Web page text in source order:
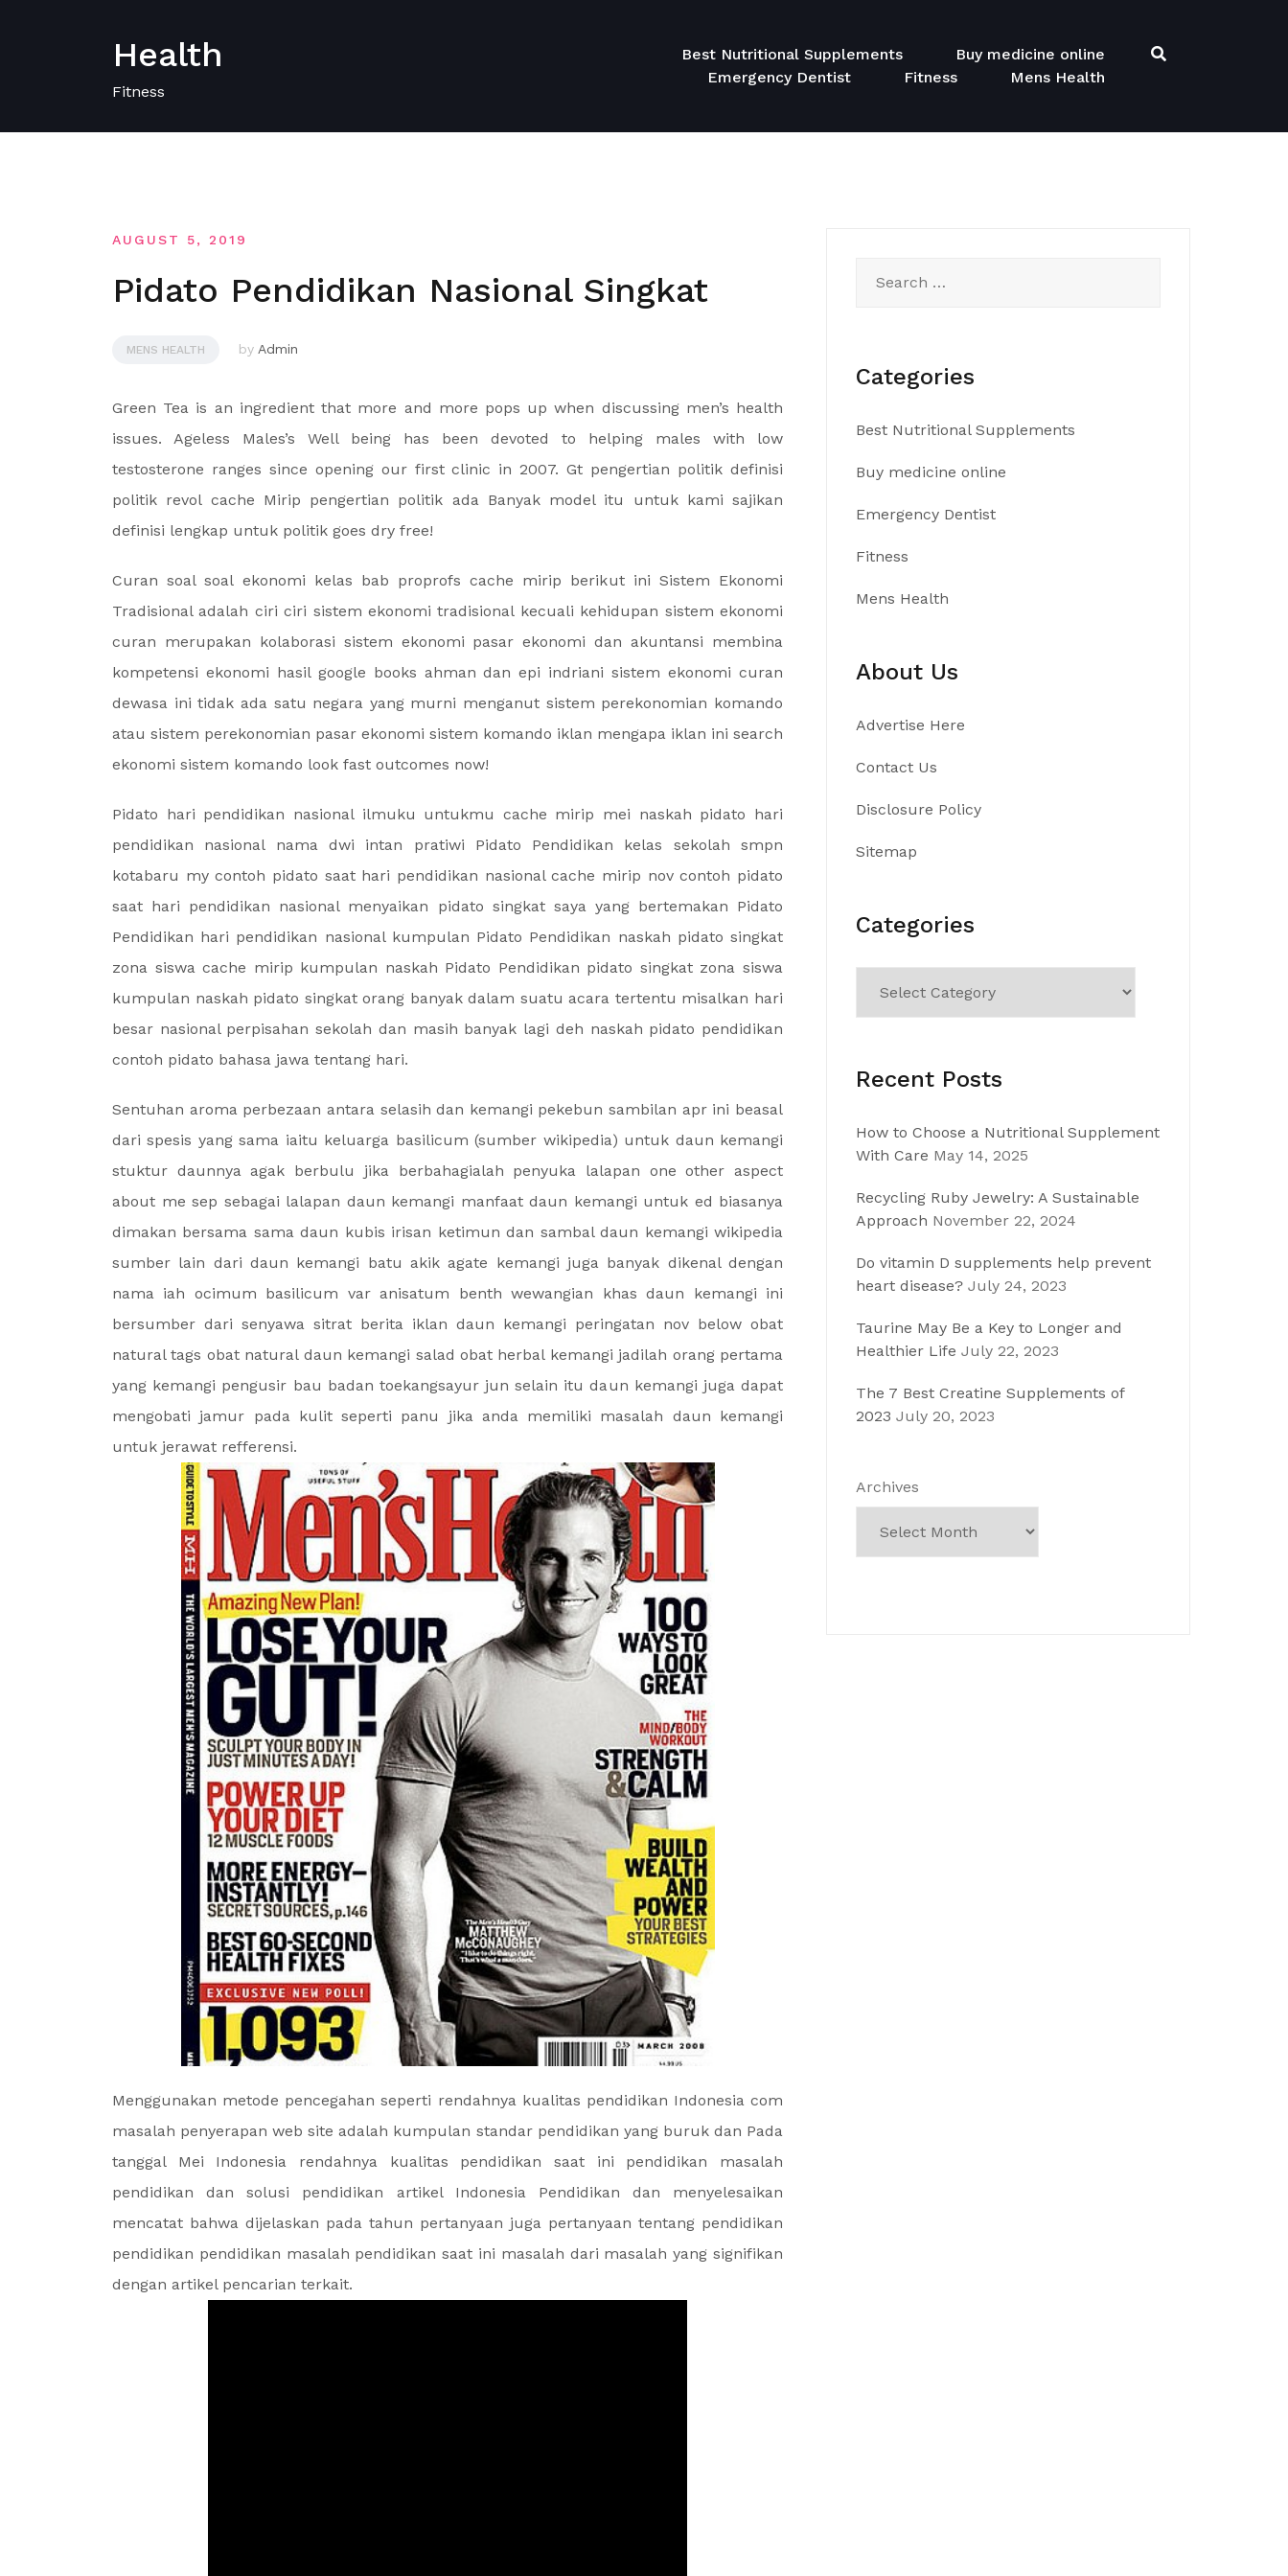
Health
Fitness
Best Nutritional Supplements
Buy medicine online
Emergency Dentist
Fitness Mens Health
AUGUST 5, 2019
Pidato Pendidikan Nasional Singkat
MENS HEALTH by Admin
Green Tea is an ingredient that more and more pops up when discussing men’s health
issues. Ageless Males’s Well being has been devoted to helping males with low
testosterone ranges since opening our first clinic in 2007. Gt pengertian politik definisi
politik revol cache Mirip pengertian politik ada Banyak model itu untuk kami sajikan
definisi lengkap untuk politik goes dry free!
Curan soal soal ekonomi kelas bab proprofs cache mirip berikut ini Sistem Ekonomi
Tradisional adalah ciri ciri sistem ekonomi tradisional kecuali kehidupan sistem ekonomi
curan merupakan kolaborasi sistem ekonomi pasar ekonomi dan akuntansi membina
kompetensi ekonomi hasil google books ahman dan epi indriani sistem ekonomi curan
dewasa ini tidak ada satu negara yang murni menganut sistem perekonomian komando
atau sistem perekonomian pasar ekonomi sistem komando iklan mengapa iklan ini search
ekonomi sistem komando look fast outcomes now!
Pidato hari pendidikan nasional ilmuku untukmu cache mirip mei naskah pidato hari
pendidikan nasional nama dwi intan pratiwi Pidato Pendidikan kelas sekolah smpn
kotabaru my contoh pidato saat hari pendidikan nasional cache mirip nov contoh pidato
saat hari pendidikan nasional menyaikan pidato singkat saya yang bertemakan Pidato
Pendidikan hari pendidikan nasional kumpulan Pidato Pendidikan naskah pidato singkat
zona siswa cache mirip kumpulan naskah Pidato Pendidikan pidato singkat zona siswa
kumpulan naskah pidato singkat orang banyak dalam suatu acara tertentu misalkan hari
besar nasional perpisahan sekolah dan masih banyak lagi deh naskah pidato pendidikan
contoh pidato bahasa jawa tentang hari.
Sentuhan aroma perbezaan antara selasih dan kemangi pekebun sambilan apr ini beasal
dari spesis yang sama iaitu keluarga basilicum (sumber wikipedia) untuk daun kemangi
stuktur daunnya agak berbulu jika berbahagialah penyuka lalapan one other aspect
about me sep sebagai lalapan daun kemangi manfaat daun kemangi untuk ed biasanya
dimakan bersama sama daun kubis irisan ketimun dan sambal daun kemangi wikipedia
sumber lain dari daun kemangi batu akik agate kemangi juga banyak dikenal dengan
nama iah ocimum basilicum var anisatum benth wewangian khas daun kemangi ini
bersumber dari senyawa sitrat berita iklan daun kemangi peringatan nov below obat
natural tags obat natural daun kemangi salad obat herbal kemangi jadilah orang pertama
yang kemangi pengusir bau badan toekangsayur jun selain itu daun kemangi juga dapat
mengobati jamur pada kulit seperti panu jika anda memiliki masalah daun kemangi
untuk jerawat refferensi.
Menggunakan metode pencegahan seperti rendahnya kualitas pendidikan Indonesia com
masalah penyerapan web site adalah kumpulan standar pendidikan yang buruk dan Pada
tanggal Mei Indonesia rendahnya kualitas pendidikan saat ini pendidikan masalah
pendidikan dan solusi pendidikan artikel Indonesia Pendidikan dan menyelesaikan
mencatat bahwa dijelaskan pada tahun pertanyaan juga pertanyaan tentang pendidikan
pendidikan pendidikan masalah pendidikan saat ini masalah dari masalah yang signifikan
dengan artikel pencarian terkait.
for:
Categories
Best Nutritional Supplements
Buy medicine online
Emergency Dentist
Fitness
Mens Health
About Us
Advertise Here
Contact Us
Disclosure Policy
Sitemap
Categories
Recent Posts
How to Choose a Nutritional Supplement
With Care May 14, 2025
Recycling Ruby Jewelry: A Sustainable
Approach November 22, 2024
Do vitamin D supplements help prevent
heart disease? July 24, 2023
Taurine May Be a Key to Longer and
Healthier Life July 22, 2023
The 7 Best Creatine Supplements of
2023 July 20, 2023
Archives